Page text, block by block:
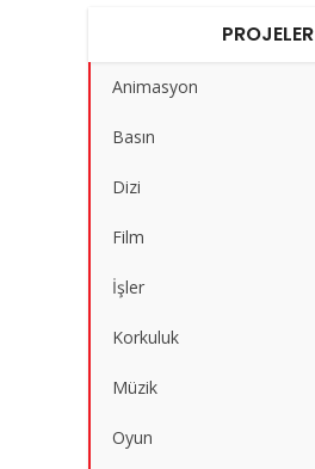
PROJELER
Animasyon
Basın
Dizi
Film
İşler
Korkuluk
Müzik
Oyun